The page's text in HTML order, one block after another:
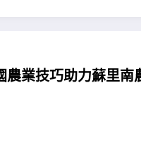
業技巧助力蘇里南